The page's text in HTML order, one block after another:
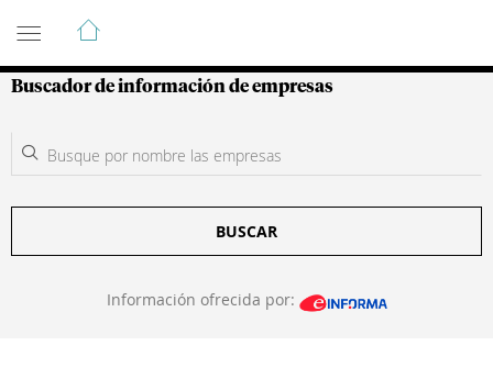
Guía de Empresas Colombianas
Buscador de información de empresas
BUSCAR
Información ofrecida por: